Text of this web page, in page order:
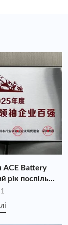
ACE Battery
рік поспіль
списку 100